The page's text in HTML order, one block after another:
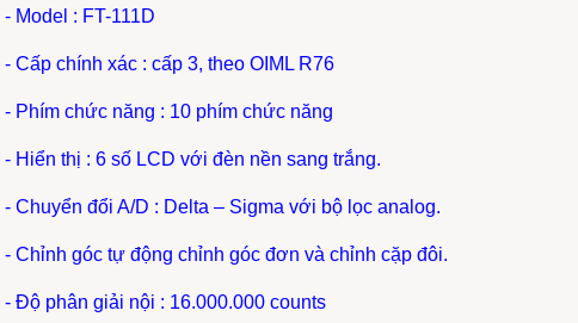
- Model : FT-111D
- Cấp chính xác : cấp 3, theo OIML R76
- Phím chức năng : 10 phím chức năng
- Hiển thị : 6 số LCD với đèn nền sang trắng.
- Chuyển đổi A/D : Delta – Sigma với bộ lọc analog.
- Chỉnh góc tự động chỉnh góc đơn và chỉnh cặp đôi.
- Độ phân giải nội : 16.000.000 counts